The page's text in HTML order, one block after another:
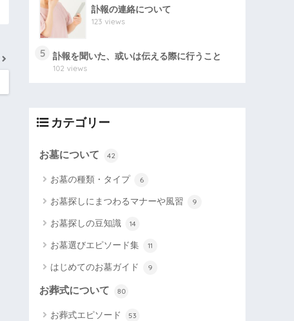
訃報の連絡について
123 views
5 訃報を聞いた、或いは伝える際に行うこと
102 views
カテゴリー
お墓について 42
お墓の種類・タイプ 6
お墓探しにまつわるマナーや風習 9
お墓探しの豆知識 14
お墓選びエピソード集 11
はじめてのお墓ガイド 9
お葬式について 80
お葬式エピソード 53